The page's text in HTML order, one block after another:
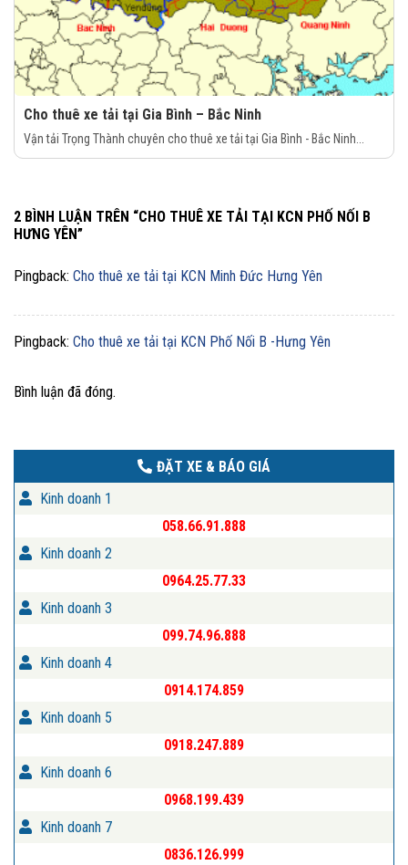
Cho thuê xe tải tại Gia Bình – Bắc Ninh
Vận tải Trọng Thành chuyên cho thuê xe tải tại Gia Bình - Bắc Ninh...
2 BÌNH LUẬN TRÊN “CHO THUÊ XE TẢI TẠI KCN PHỐ NỐI B
HƯNG YÊN”
Pingback: Cho thuê xe tải tại KCN Minh Đức Hưng Yên
Pingback: Cho thuê xe tải tại KCN Phố Nối B -Hưng Yên
Bình luận đã đóng.
ĐẶT XE & BÁO GIÁ
Kinh doanh 1
058.66.91.888
Kinh doanh 2
0964.25.77.33
Kinh doanh 3
099.74.96.888
Kinh doanh 4
0914.174.859
Kinh doanh 5
0918.247.889
Kinh doanh 6
0968.199.439
Kinh doanh 7
0836.126.999